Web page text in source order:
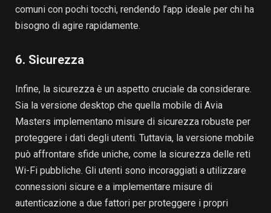
comuni con pochi tocchi, rendendo l’app ideale per chi ha
bisogno di agire rapidamente.
6. Sicurezza
Infine, la sicurezza è un aspetto cruciale da considerare.
Sia la versione desktop che quella mobile di Avia
Masters implementano misure di sicurezza robuste per
proteggere i dati degli utenti. Tuttavia, la versione mobile
può affrontare sfide uniche, come la sicurezza delle reti
Wi-Fi pubbliche. Gli utenti sono incoraggiati a utilizzare
connessioni sicure e a implementare misure di
autenticazione a due fattori per proteggere i propri